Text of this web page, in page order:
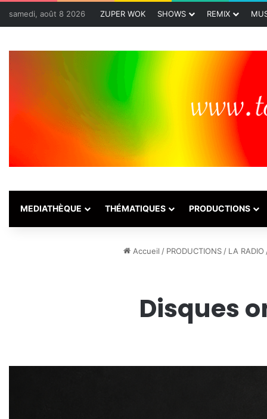
samedi, août 8 2026 ZUPER WOK SHOWS REMIX
MEDIATHÈQUE THÉMATIQUES PRODUCTIONS
Accueil / PRODUCTIONS / LA RADIO
Disques